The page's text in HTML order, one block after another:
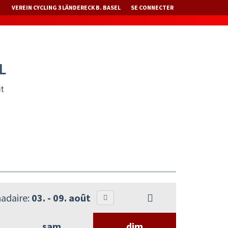
VEREIN CYCLING 3 LÄNDERECK B. BASEL SE CONNECTER
03. - 09. août